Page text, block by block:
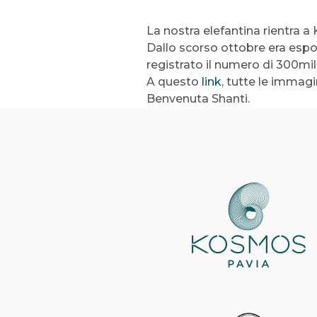
La nostra elefantina rientra a
Dallo scorso ottobre era
registrato il numero di
A questo link, tutte le
Benvenuta Shanti.